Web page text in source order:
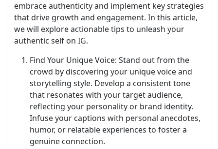
embrace authenticity and implement key strategies
that drive growth and engagement. In this article,
we will explore actionable tips to unleash your
authentic self on IG.
Find Your Unique Voice: Stand out from the
crowd by discovering your unique voice and
storytelling style. Develop a consistent tone
that resonates with your target audience,
reflecting your personality or brand identity.
Infuse your captions with personal anecdotes,
humor, or relatable experiences to foster a
genuine connection.